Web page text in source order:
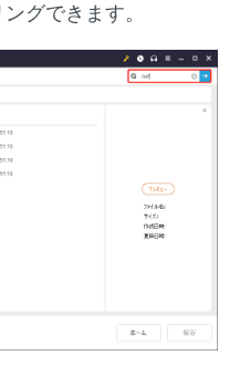
グできます。